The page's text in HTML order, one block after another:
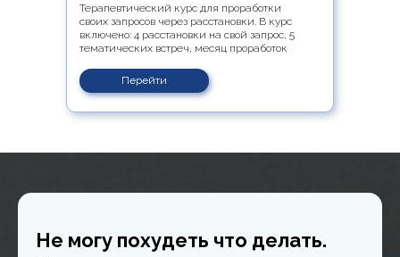
Терапевтический курс для проработки
своих запросов через расстановки. В курс
включено: 4 расстановки на свой запрос, 5
тематических встреч, месяц проработок
Перейти
Не могу похудеть что делать.